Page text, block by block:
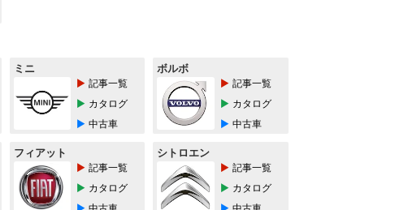
ミニ
記事一覧
カタログ
中古車
ボルボ
記事一覧
カタログ
中古車
フィアット
記事一覧
カタログ
シトロエン
記事一覧
カタログ